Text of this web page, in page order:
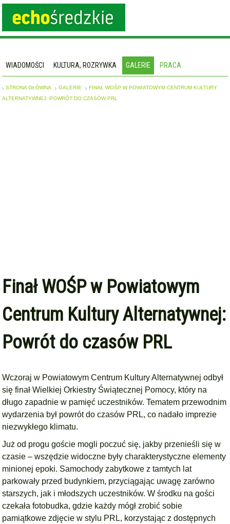
WIADOMOŚCI KULTURA, ROZRYWKA GALERIE PRACA
STRONA GŁÓWNA GALERIE
FINAŁ WOŚP W POWIATOWYM CENTRUM KULTURY
ALTERNATYWNEJ: POWRÓT DO CZASÓW PRL
Finał WOŚP w Powiatowym
Centrum Kultury Alternatywnej:
Powrót do czasów PRL
Wczoraj w Powiatowym Centrum Kultury Alternatywnej odbył
się finał Wielkiej Orkiestry Świątecznej Pomocy, który na
długo zapadnie w pamięć uczestników. Tematem przewodnim
wydarzenia był powrót do czasów PRL, co nadało imprezie
niezwykłego klimatu.
Już od progu goście mogli poczuć się, jakby przenieśli się w
czasie – wszędzie widoczne były charakterystyczne elementy
minionej epoki. Samochody zabytkowe z tamtych lat
parkowały przed budynkiem, przyciągając uwagę zarówno
starszych, jak i młodszych uczestników. W środku na gości
czekała fotobudka, gdzie każdy mógł zrobić sobie
pamiątkowe zdjęcie w stylu PRL, korzystając z dostępnych